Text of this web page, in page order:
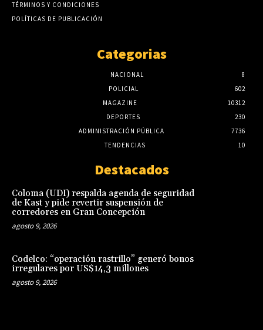
TÉRMINOS Y CONDICIONES
POLÍTICAS DE PUBLICACIÓN
Categorias
NACIONAL
8
POLICIAL
602
MAGAZINE
10312
DEPORTES
230
ADMINISTRACIÓN PÚBLICA
7736
TENDENCIAS
10
Destacados
Coloma (UDI) respalda agenda de seguridad
de Kast y pide revertir suspensión de
corredores en Gran Concepción
agosto 9, 2026
Codelco: “operación rastrillo” generó bonos
irregulares por US$14,3 millones
agosto 9, 2026